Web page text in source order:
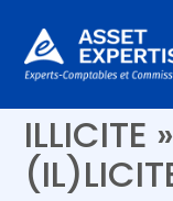
Aller
au
Créer et
Gérer votre
Piloter votre
Piloter votre
Suivre votre
Gérer vos
ILLICITE